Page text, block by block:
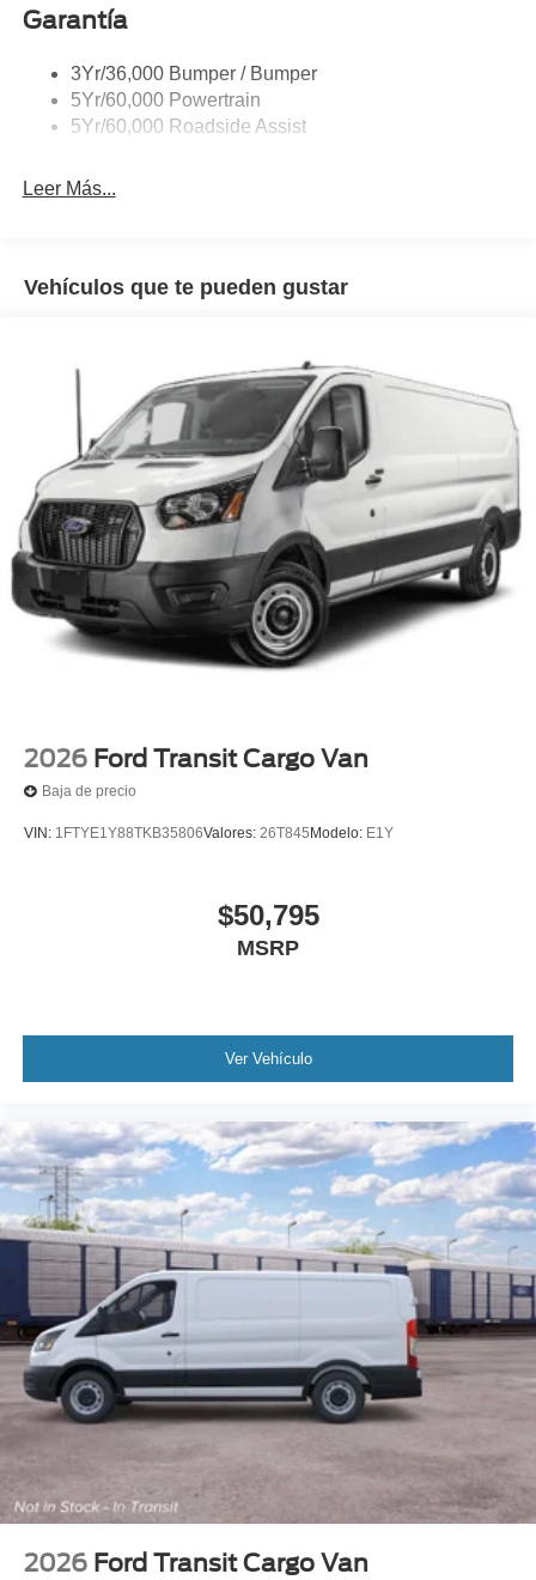
Headlamps - Auto On/Off
Tire Inflator/Sealant Kit
Wipers - Rain-Sensing
Garantía
3Yr/36,000 Bumper / Bumper
5Yr/60,000 Powertrain
5Yr/60,000 Roadside Assist
Leer Más...
Vehículos que te pueden gustar
2026 Ford Transit Cargo Van
Baja de precio
VIN: 1FTYE1Y88TKB35806Valores: 26T845Modelo: E1Y
$50,795
MSRP
Ver Vehículo
2026 Ford Transit Cargo Van